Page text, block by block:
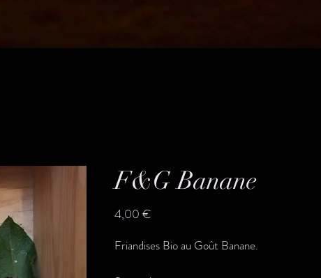
F&G Banane
4,00 €
Friandises Bio au Goût Banane.